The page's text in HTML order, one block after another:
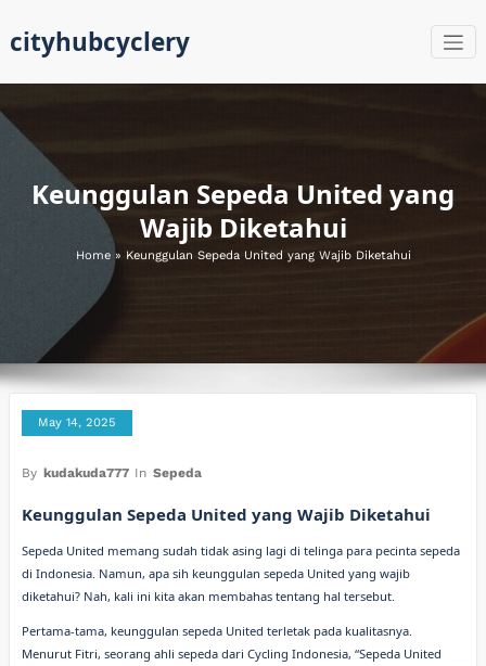
content
cityhubcyclery
Keunggulan Sepeda United yang
Wajib Diketahui
Home» Keunggulan Sepeda United yang Wajib Diketahui
May 14, 2025
By kudakuda777 In Sepeda
Keunggulan Sepeda United yang Wajib Diketahui
Sepeda United memang sudah tidak asing lagi di telinga para pecinta sepeda
di Indonesia. Namun, apa sih keunggulan sepeda United yang wajib
diketahui? Nah, kali ini kita akan membahas tentang hal tersebut.
Pertama-tama, keunggulan sepeda United terletak pada kualitasnya.
Menurut Fitri, seorang ahli sepeda dari Cycling Indonesia, “Sepeda United